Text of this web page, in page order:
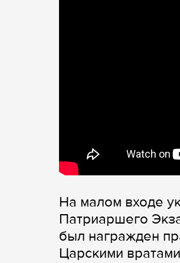
На малом входе
Патриаршего
был награжден
Царскими